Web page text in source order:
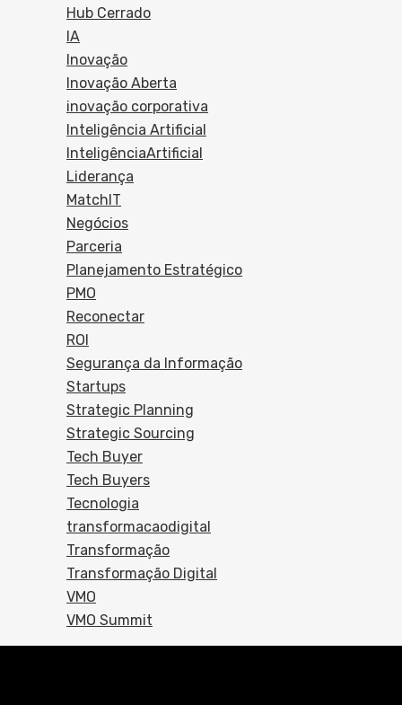
Hub Cerrado
IA
Inovação
Inovação Aberta
inovação corporativa
Inteligência Artificial
InteligênciaArtificial
Liderança
MatchIT
Negócios
Parceria
Planejamento Estratégico
PMO
Reconectar
ROI
Segurança da Informação
Startups
Strategic Planning
Strategic Sourcing
Tech Buyer
Tech Buyers
Tecnologia
transformacaodigital
Transformação
Transformação Digital
VMO
VMO Summit